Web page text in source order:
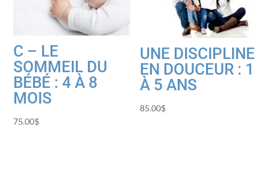
C – LE
SOMMEIL DU
BÉBÉ : 4 À 8
MOIS
75.00$
UNE DISCIPLINE
EN DOUCEUR : 1
À 5 ANS
85.00$